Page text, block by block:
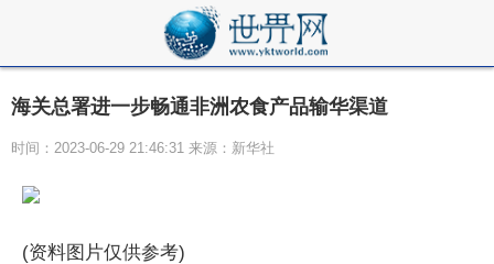
海关总署进一步畅通非洲农食产品输华渠道
时间：2023-06-29 21:46:31 来源：新华社
(资料图片仅供参考)